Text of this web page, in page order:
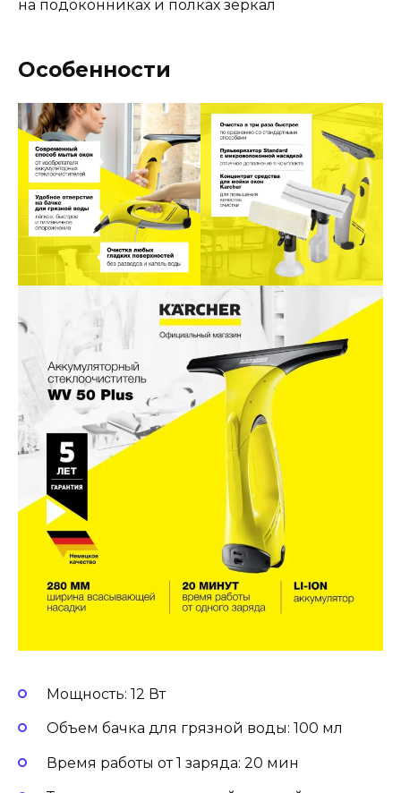
на подоконниках и полках зеркал
Особенности
Мощность: 12 Вт
Объем бачка для грязной воды: 100 мл
Время работы от 1 заряда: 20 мин